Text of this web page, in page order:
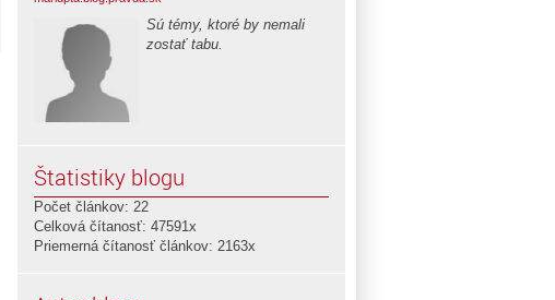
Sú témy, ktoré by nemali
zostať tabu.
Štatistiky blogu
Počet článkov: 22
Celková čítanosť: 47591x
Priemerná čítanosť článkov: 2163x